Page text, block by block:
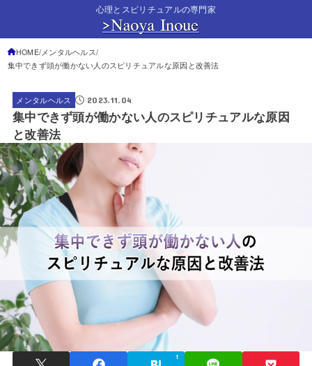
心理とスピリチュアルの専門家
HOME メンタルヘルス
集中できず頭が働かない人のスピリチュアルな原因と改善法
メンタルヘルス 2023.11.04
集中できず頭が働かない人のスピリチュアルな原因
と改善法
1